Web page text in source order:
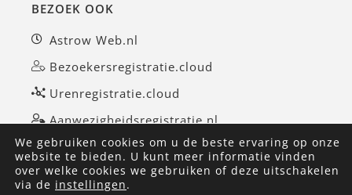
BEZOEK OOK
Astrow Web.nl
Bezoekersregistratie.cloud
Urenregistratie.cloud
Aanwezigheidsregistratie.nl
©AvanTimes 2026
We gebruiken cookies om u de beste ervaring op onze
website te bieden. U kunt meer informatie vinden
over welke cookies we gebruiken of deze uitschakelen
via de instellingen.